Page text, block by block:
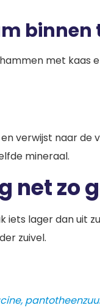
binnen
met kaas
verwijst naar
mineraal.
zo
lager dan uit
zuivel.